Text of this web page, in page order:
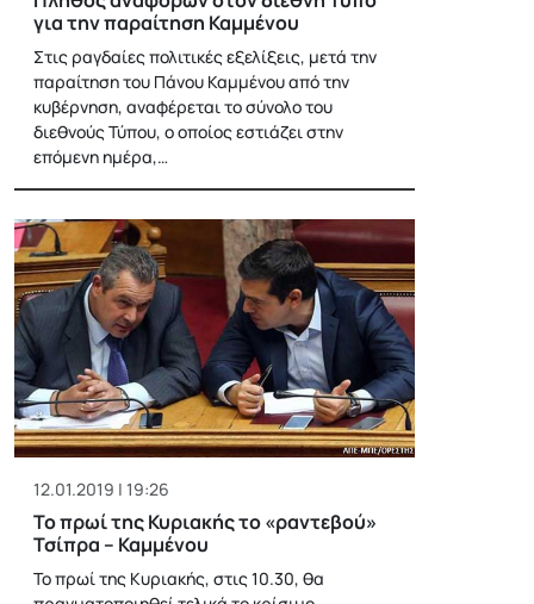
για την παραίτηση Καμμένου
Στις ραγδαίες πολιτικές εξελίξεις, μετά την
παραίτηση του Πάνου Καμμένου από την
κυβέρνηση, αναφέρεται το σύνολο του
διεθνούς Τύπου, ο οποίος εστιάζει στην
επόμενη ημέρα,…
12.01.2019 | 19:26
Το πρωί της Κυριακής το «ραντεβού»
Τσίπρα – Καμμένου
Το πρωί της Κυριακής, στις 10.30, θα